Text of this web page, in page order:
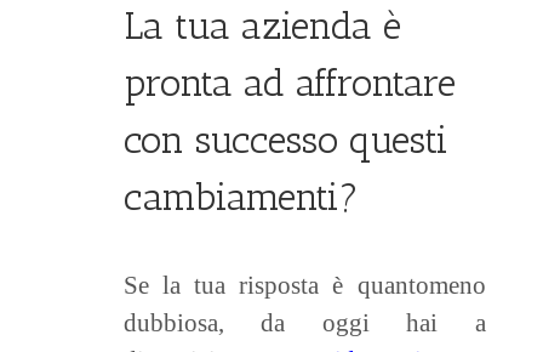
La tua azienda è
pronta ad affrontare
con successo questi
cambiamenti?
Se la tua risposta è quantomeno
dubbiosa, da oggi hai a